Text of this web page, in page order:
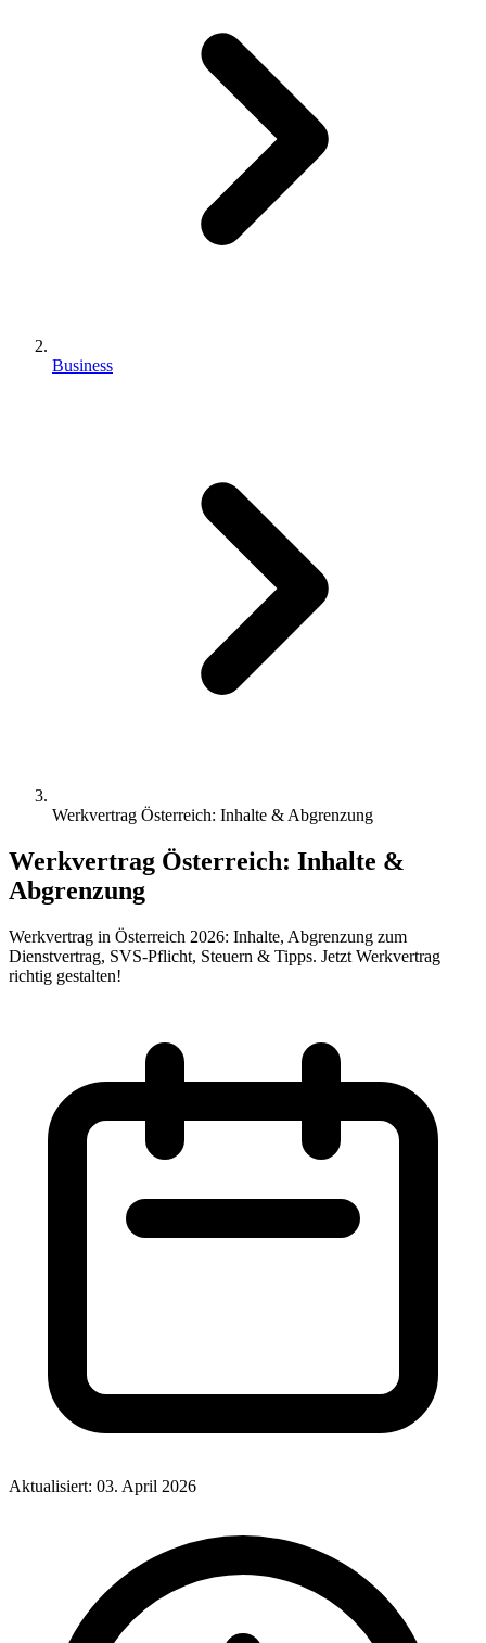
Business
Werkvertrag Österreich: Inhalte & Abgrenzung
Werkvertrag Österreich: Inhalte &
Abgrenzung
Werkvertrag in Österreich 2026: Inhalte, Abgrenzung zum
Dienstvertrag, SVS-Pflicht, Steuern & Tipps. Jetzt Werkvertrag
richtig gestalten!
Aktualisiert: 03. April 2026